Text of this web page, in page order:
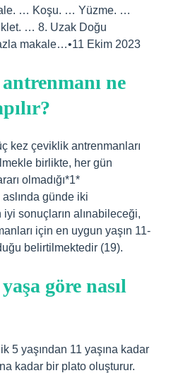
… Koşu. … Yüzme. …
… 8. Uzak Doğu
makale…•11 Ekim 2023
ne
kez çeviklik antrenmanları
birlikte, her gün
olmadığı*1*
günde iki
sonuçların alınabileceği,
için en uygun yaşın 11-
belirtilmektedir (19).
göre nasıl
5 yaşından 11 yaşına kadar
kadar bir plato oluşturur.